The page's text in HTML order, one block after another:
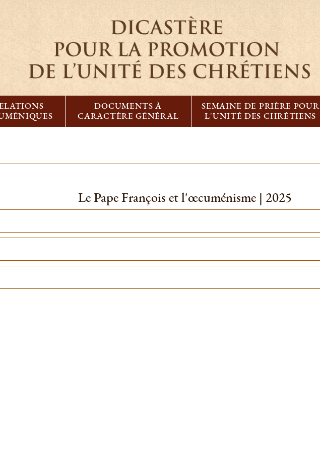
DOCUMENTS À
CARACTÈRE GÉNÉRAL
SEMAINE DE PRIÈRE POUR
L'UNITÉ DES CHRÉTIENS
Le Pape François et l'œcuménisme | 2025